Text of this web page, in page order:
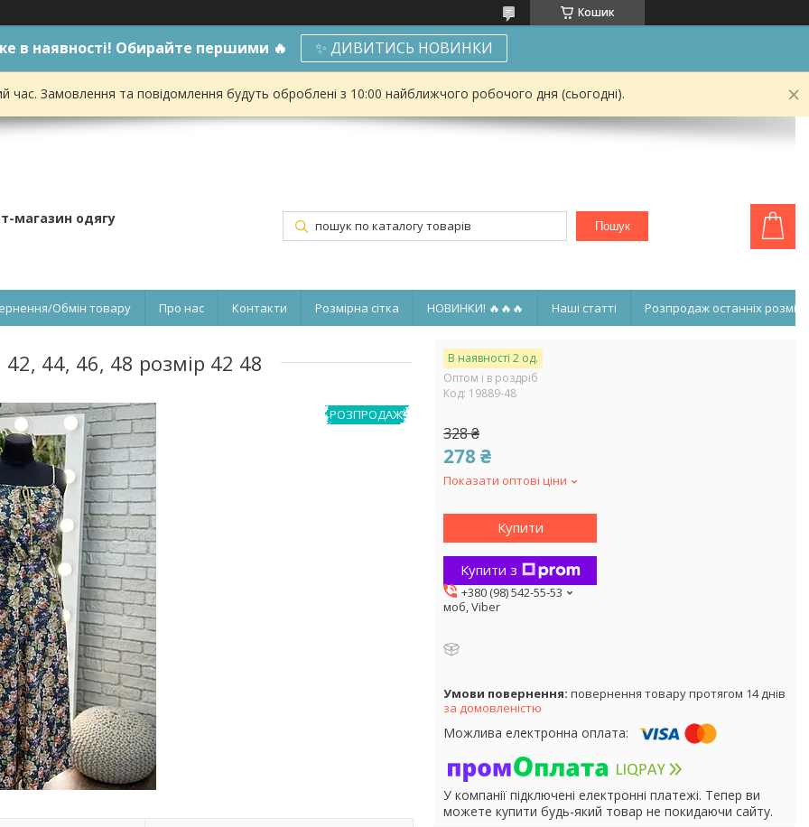
Кошик
в наявності! Обирайте першими 🔥 ✨ ДИВИТИСЬ НОВИНКИ
час. Замовлення та повідомлення будуть оброблені з 10:00 найближчого робочого дня (сьогодні).
магазин одягу Пошук
Обмін товару Про нас Контакти Розмірна сітка НОВИНКИ! 🔥🔥🔥 Наші статті Розпродаж останніх
44, 46, 48 розмір 42 48
РОЗПРОДАЖ!
В наявності 2 од.
Оптом і в роздріб
Код: 19889-48
328 ₴
278 ₴
Показати оптові ціни
Купити
Купити з
+380 (98) 542-55-53
моб, Viber
повернення товару протягом 14 днів
за домовленістю
У компанії підключені електронні платежі. Тепер ви
можете купити будь-який товар не покидаючи сайту.